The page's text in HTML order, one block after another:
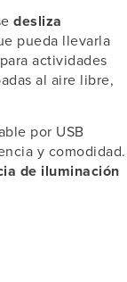
desliza
pueda llevarla
actividades
al aire libre,
por USB
y comodidad.
de iluminación